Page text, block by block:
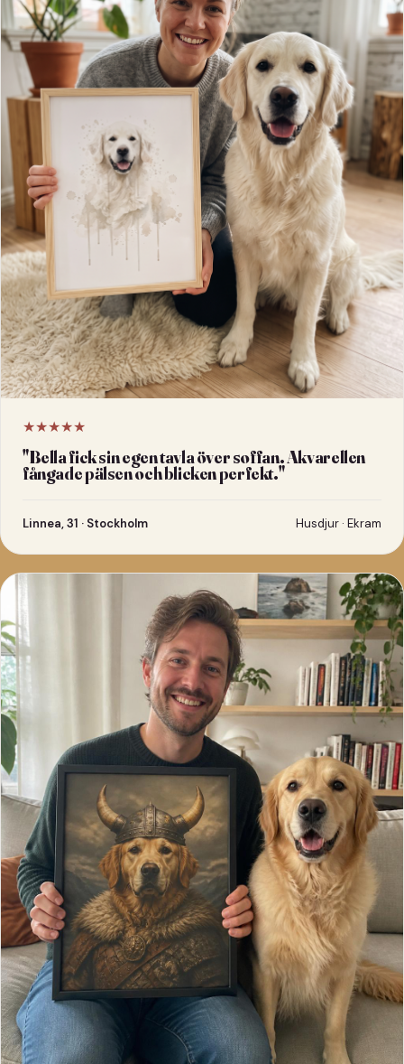
★★★★★
"Bella fick sin egen tavla över soffan. Akvarellen
fångade pälsen och blicken perfekt."
Linnea, 31 · Stockholm Husdjur · Ekram